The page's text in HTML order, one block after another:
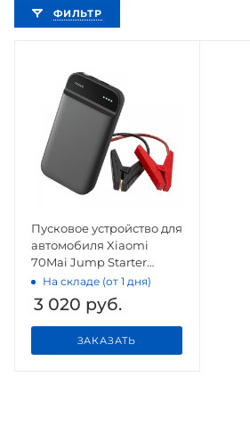
ФИЛЬТР
Пусковое устройство для
автомобиля Xiaomi
70Mai Jump Starter
(Midrive PS01)
На складе (от 1 дня)
3 020 руб.
ЗАКАЗАТЬ